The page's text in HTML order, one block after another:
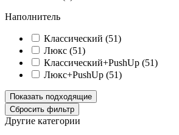
Наполнитель
Классический (51)
Люкс (51)
Классический+PushUp (51)
Люкс+PushUp (51)
Другие категории